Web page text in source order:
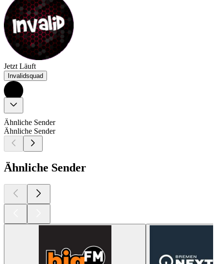
Jetzt Läuft
Invalidsquad
Ähnliche Sender
Ähnliche Sender
Ähnliche Sender